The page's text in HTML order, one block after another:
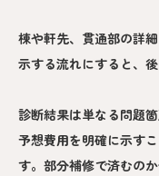
棟や軒先、貫通部の詳
示する流れにすると、
診断結果は単なる問題
予想費用を明確に示す
す。部分補修で済むの